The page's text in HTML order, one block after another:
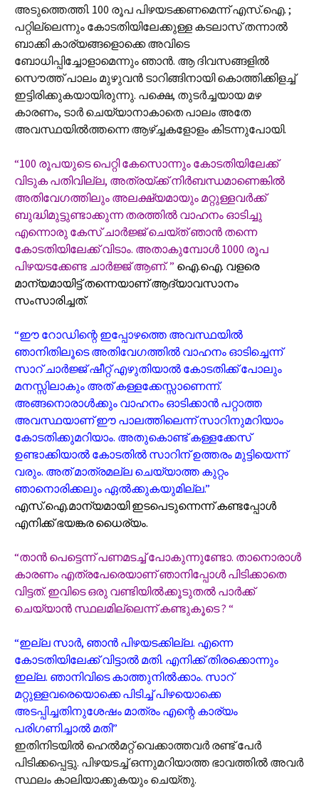
അടുത്തെത്തി. 100 രൂപ പിഴയടക്കണമെന്ന് എസ്.ഐ. ;
പറ്റില്ലെന്നും കോടതിയിലേക്കുള്ള കടലാസ് തന്നാൽ
ബാക്കി കാര്യങ്ങളൊക്കെ അവിടെ
ബോധിപ്പിച്ചോളാമെന്നും ഞാൻ. ആ ദിവസങ്ങളിൽ
സൌത്ത് പാലം മുഴുവൻ ടാറിങ്ങിനായി കൊത്തിക്കിളച്ച്
ഇട്ടിരിക്കുകയായിരുന്നു. പക്ഷെ, തുടർച്ചയായ മഴ
കാരണം, ടാർ ചെയ്യാനാകാതെ പാലം അതേ
അവസ്ഥയിൽത്തന്നെ ആഴ്ച്ചകളോളം കിടന്നുപോയി.
“100 രൂപയുടെ പെറ്റി കേസൊന്നും കോടതിയിലേക്ക്
വിടുക പതിവില്ല, അത്രയ്ക്ക് നിർബന്ധമാണെങ്കിൽ
അതിവേഗത്തിലും അലക്ഷ്യമായും മറ്റുള്ളവർക്ക്
ബുദ്ധിമുട്ടുണ്ടാക്കുന്ന തരത്തിൽ വാഹനം ഓടിച്ചു
എന്നൊരു കേസ് ചാർജ്ജ് ചെയ്ത് ഞാൻ തന്നെ
കോടതിയിലേക്ക് വിടാം. അതാകുമ്പോൾ 1000 രൂപ
പിഴയടക്കേണ്ട ചാർജ്ജ് ആണ്. ” ഐ.ഐ. വളരെ
മാന്യമായിട്ട് തന്നെയാണ് ആദ്യാവസാനം
സംസാരിച്ചത്.
“ഈ റോഡിന്റെ ഇപ്പോഴത്തെ അവസ്ഥയിൽ
ഞാനിതിലൂടെ അതിവേഗത്തിൽ വാഹനം ഓടിച്ചെന്ന്
സാറ് ചാർജ്ജ് ഷീറ്റ് എഴുതിയാൽ കോടതിക്ക് പോലും
മനസ്സിലാകും അത് കള്ളക്കേസ്സാണെന്ന്.
അങ്ങനൊരാൾക്കും വാഹനം ഓടിക്കാൻ പറ്റാത്ത
അവസ്ഥയാണ് ഈ പാലത്തിലെന്ന് സാറിനുമറിയാം
കോടതിക്കുമറിയാം. അതുകൊണ്ട് കള്ളക്കേസ്
ഉണ്ടാക്കിയാൽ കോടതിൽ സാറിന് ഉത്തരം മുട്ടിയെന്ന്
വരും. അത് മാത്രമല്ല ചെയ്യാത്ത കുറ്റം
ഞാനൊരിക്കലും ഏൽക്കുകയുമില്ല.”
എസ്.ഐ.മാന്യമായി ഇടപെടുന്നെന്ന് കണ്ടപ്പോൾ
എനിക്ക് ഭയങ്കര ധൈര്യം.
“താൻ പെട്ടെന്ന് പണമടച്ച് പോകുന്നുണ്ടോ. താനൊരാൾ
കാരണം എത്രപേരെയാണ് ഞാനിപ്പോൾ പിടിക്കാതെ
വിട്ടത്. ഇവിടെ ഒരു വണ്ടിയിൽക്കൂടുതൽ പാർക്ക്
ചെയ്യാൻ സ്ഥലമില്ലെന്ന് കണ്ടുകൂടെ ? “
“ഇല്ല സാർ, ഞാൻ പിഴയടക്കില്ല. എന്നെ
കോടതിയിലേക്ക് വിട്ടാൽ മതി. എനിക്ക് തിരക്കൊന്നും
ഇല്ല. ഞാനിവിടെ കാത്തുനിൽക്കാം. സാറ്
മറ്റുള്ളവരെയൊക്കെ പിടിച്ച് പിഴയൊക്കെ
അടപ്പിച്ചതിനുശേഷം മാത്രം എന്റെ കാര്യം
പരിഗണിച്ചാൽ മതി”
ഇതിനിടയിൽ ഹെൽമറ്റ് വെക്കാത്തവർ രണ്ട് പേർ
പിടിക്കപ്പെട്ടു. പിഴയടച്ച് ഒന്നുമറിയാത്ത ഭാവത്തിൽ അവർ
സ്ഥലം കാലിയാക്കുകയും ചെയ്തു.